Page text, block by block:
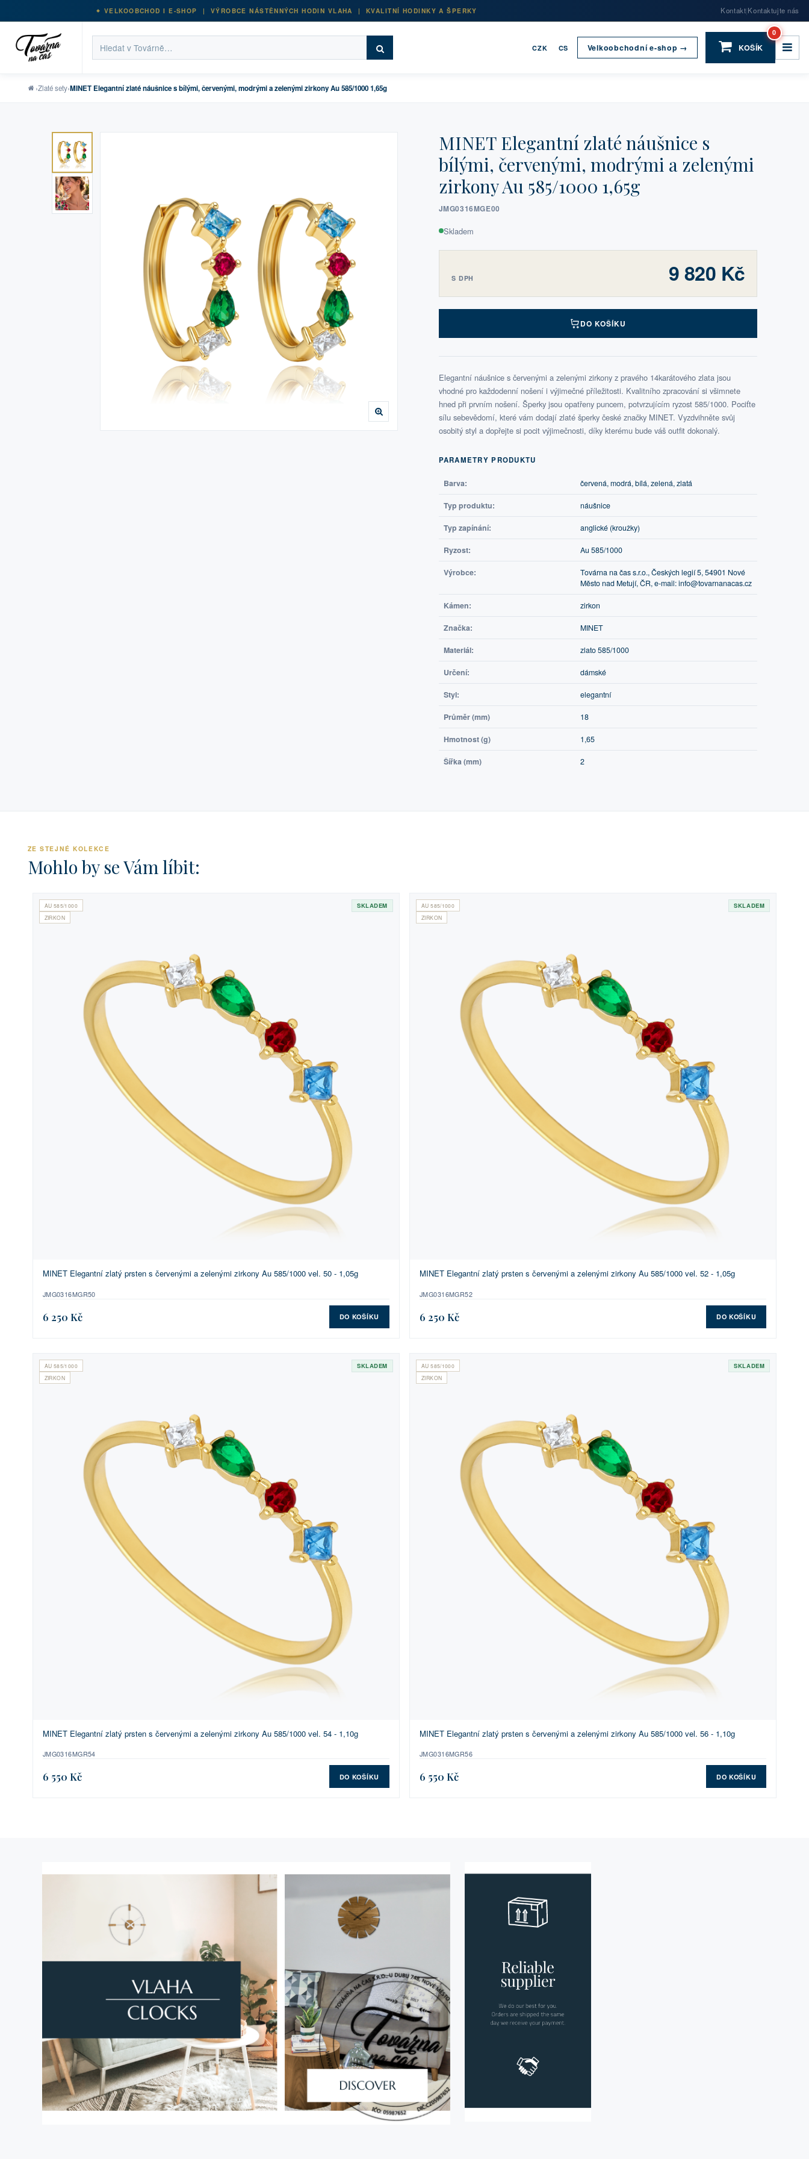
VELKOOBCHOD I E-SHOP | VÝROBCE NÁSTĚNNÝCH HODIN VLAHA | KVALITNÍ HODINKY A ŠPERKY Kontakt|Kontaktujte nás
CZK CS Velkoobchodní e-shop → KOŠÍK
0
›Zlaté sety›MINET Elegantní zlaté náušnice s bílými, červenými, modrými a zelenými zirkony Au 585/1000 1,65g
MINET Elegantní zlaté náušnice s
bílými, červenými, modrými a zelenými
zirkony Au 585/1000 1,65g
JMG0316MGE00
Skladem
S DPH 9 820 Kč
DO KOŠÍKU
Elegantní náušnice s červenými a zelenými zirkony z pravého 14karátového zlata jsou
vhodné pro každodenní nošení i výjimečné příležitosti. Kvalitního zpracování si všimnete
hned při prvním nošení. Šperky jsou opatřeny puncem, potvrzujícím ryzost 585/1000. Pociťte
sílu sebevědomí, které vám dodají zlaté šperky české značky MINET. Vyzdvihněte svůj
osobitý styl a dopřejte si pocit výjimečnosti, díky kterému bude váš outfit dokonalý.
PARAMETRY PRODUKTU
Barva: červená, modrá, bílá, zelená, zlatá
Typ produktu: náušnice
Typ zapínání: anglické (kroužky)
Ryzost: Au 585/1000
Výrobce:
Továrna na čas s.r.o., Českých legií 5, 54901 Nové
Město nad Metují, ČR, e-mail: info@tovarnanacas.cz
Kámen: zirkon
Značka: MINET
Materiál: zlato 585/1000
Určení: dámské
Styl: elegantní
Průměr (mm) 18
Hmotnost (g) 1,65
Šířka (mm) 2
ZE STEJNÉ KOLEKCE
Mohlo by se Vám líbit:
AU 585/1000
ZIRKON
SKLADEM
MINET Elegantní zlatý prsten s červenými a zelenými zirkony Au 585/1000 vel. 50 - 1,05g
JMG0316MGR50
6 250 Kč DO KOŠÍKU
AU 585/1000
ZIRKON
SKLADEM
MINET Elegantní zlatý prsten s červenými a zelenými zirkony Au 585/1000 vel. 52 - 1,05g
JMG0316MGR52
6 250 Kč DO KOŠÍKU
AU 585/1000
ZIRKON
SKLADEM
MINET Elegantní zlatý prsten s červenými a zelenými zirkony Au 585/1000 vel. 54 - 1,10g
JMG0316MGR54
6 550 Kč DO KOŠÍKU
AU 585/1000
ZIRKON
SKLADEM
MINET Elegantní zlatý prsten s červenými a zelenými zirkony Au 585/1000 vel. 56 - 1,10g
JMG0316MGR56
6 550 Kč DO KOŠÍKU